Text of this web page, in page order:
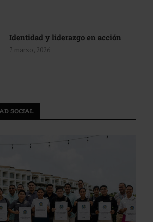
Identidad y liderazgo en acción
7 marzo, 2026
SOCIAL